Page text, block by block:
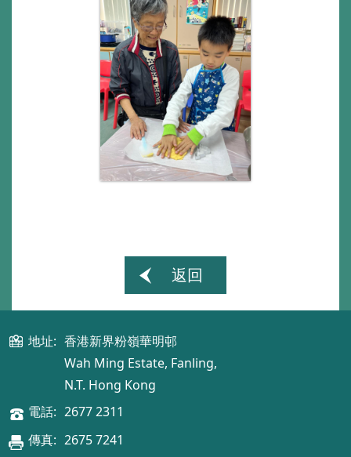
返回
地址: 香港新界粉嶺華明邨
Wah Ming Estate, Fanling,
N.T. Hong Kong
電話: 2677 2311
傳真: 2675 7241